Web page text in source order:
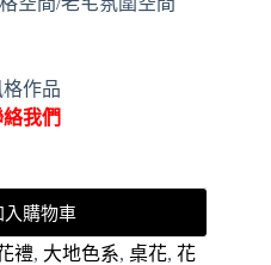
作品
我們
入購物車
禮, 大地色系, 桌花, 花